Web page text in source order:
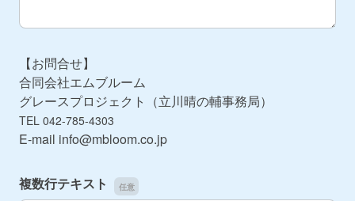
【お問合せ】
合同会社エムブルーム
グレースプロジェクト（立川晴の輔事務局）
TEL 042-785-4303
E-mail info@mbloom.co.jp
複数行テキスト